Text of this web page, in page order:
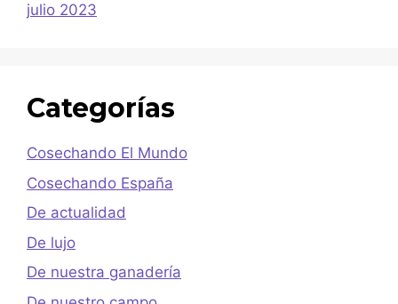
julio 2023
Categorías
Cosechando El Mundo
Cosechando España
De actualidad
De lujo
De nuestra ganadería